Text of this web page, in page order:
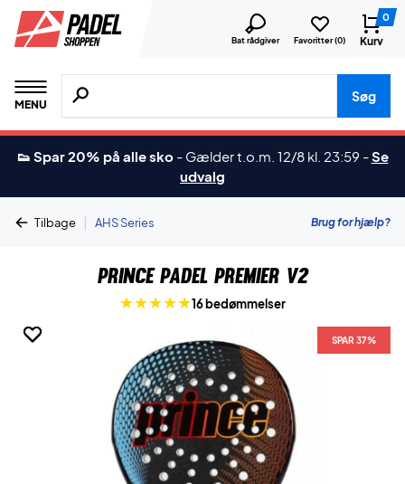
Bat rådgiver Favoritter (0)
0
Kurv
MENU
Søg efter produkter, mærker etc.
Søg
👟 Spar 20% på alle sko - Gælder t.o.m. 12/8 kl. 23:59 -Se
udvalg
Tilbage | AHS Series Brug for hjælp?
Prince Padel Premier V2
16 bedømmelser
SPAR 37%
SPAR 37%
SPAR 37%